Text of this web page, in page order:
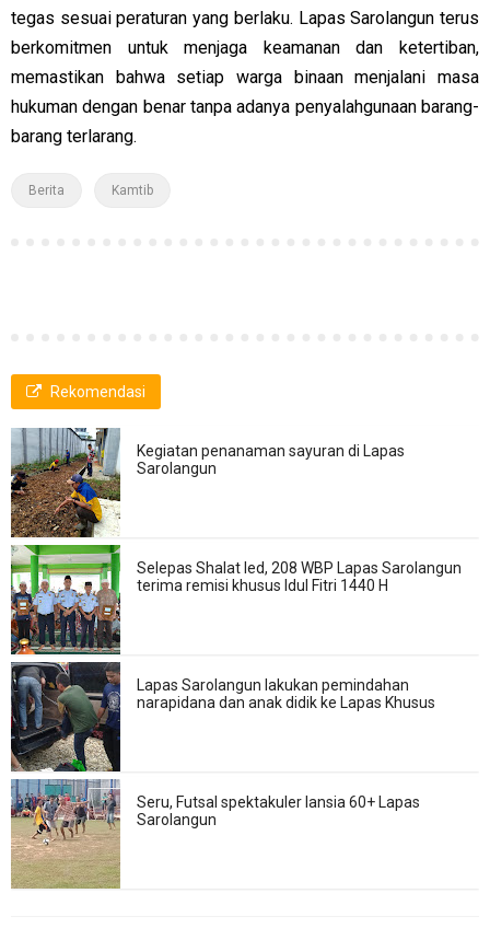
tegas sesuai peraturan yang berlaku. Lapas Sarolangun terus
berkomitmen untuk menjaga keamanan dan ketertiban,
memastikan bahwa setiap warga binaan menjalani masa
hukuman dengan benar tanpa adanya penyalahgunaan barang-
barang terlarang.
Berita Kamtib
Rekomendasi
Kegiatan penanaman sayuran di Lapas
Sarolangun
Selepas Shalat Ied, 208 WBP Lapas Sarolangun
terima remisi khusus Idul Fitri 1440 H
Lapas Sarolangun lakukan pemindahan
narapidana dan anak didik ke Lapas Khusus
Seru, Futsal spektakuler lansia 60+ Lapas
Sarolangun